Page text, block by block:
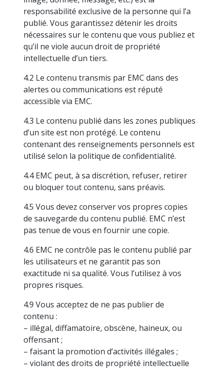
responsabilité exclusive de la personne qui l’a
publié. Vous garantissez détenir les droits
nécessaires sur le contenu que vous publiez et
qu’il ne viole aucun droit de propriété
intellectuelle d’un tiers.
4.2 Le contenu transmis par EMC dans des
alertes ou communications est réputé
accessible via EMC.
4.3 Le contenu publié dans les zones publiques
d’un site est non protégé. Le contenu
contenant des renseignements personnels est
utilisé selon la politique de confidentialité.
4.4 EMC peut, à sa discrétion, refuser, retirer
ou bloquer tout contenu, sans préavis.
4.5 Vous devez conserver vos propres copies
de sauvegarde du contenu publié. EMC n’est
pas tenue de vous en fournir une copie.
4.6 EMC ne contrôle pas le contenu publié par
les utilisateurs et ne garantit pas son
exactitude ni sa qualité. Vous l’utilisez à vos
propres risques.
4.9 Vous acceptez de ne pas publier de
contenu :
– illégal, diffamatoire, obscène, haineux, ou
offensant ;
– faisant la promotion d’activités illégales ;
– violant des droits de propriété intellectuelle